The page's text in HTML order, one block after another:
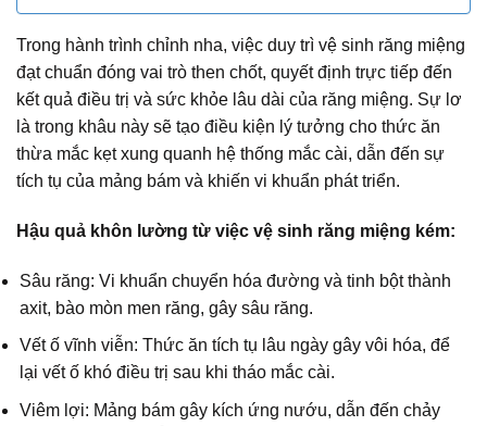
Trong hành trình chỉnh nha, việc duy trì vệ sinh răng miệng
đạt chuẩn đóng vai trò then chốt, quyết định trực tiếp đến
kết quả điều trị và sức khỏe lâu dài của răng miệng. Sự lơ
là trong khâu này sẽ tạo điều kiện lý tưởng cho thức ăn
thừa mắc kẹt xung quanh hệ thống mắc cài, dẫn đến sự
tích tụ của mảng bám và khiến vi khuẩn phát triển.
Hậu quả khôn lường từ việc vệ sinh răng miệng kém:
Sâu răng: Vi khuẩn chuyển hóa đường và tinh bột thành
axit, bào mòn men răng, gây sâu răng.
Vết ố vĩnh viễn: Thức ăn tích tụ lâu ngày gây vôi hóa, để
lại vết ố khó điều trị sau khi tháo mắc cài.
Viêm lợi: Mảng bám gây kích ứng nướu, dẫn đến chảy